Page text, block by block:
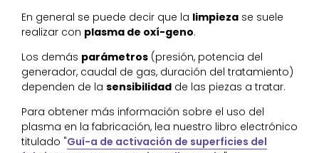
En general se puede decir que la limpieza se suele
realizar con plasma de oxí-geno.
Los demás parámetros (presión, potencia del
generador, caudal de gas, duración del tratamiento)
dependen de la sensibilidad de las piezas a tratar.
Para obtener más información sobre el uso del
plasma en la fabricación, lea nuestro libro electrónico
titulado "Guí-a de activación de superficies del